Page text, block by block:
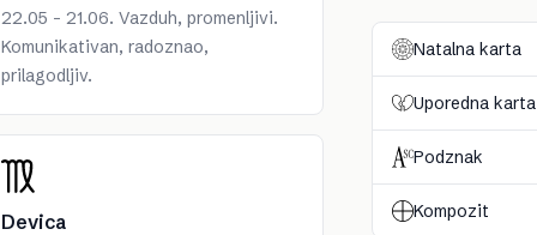
22.05 - 21.06. Vazduh, promenljivi.
Komunikativan, radoznao,
prilagodljiv.
Devica
Natalna karta
Uporedna karta
Podznak
Kompozit